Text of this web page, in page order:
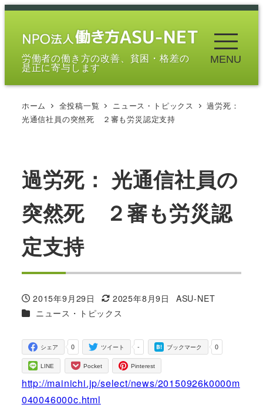
メ
労働者の働き方の改善、貧困・格差の
是正に寄与します
MENU
ホーム 全投稿一覧 ニュース・トピックス
過労死：
光通信社員の突然死 ２審も労災認定支持
過労死： 光通信社員の
突然死 ２審も労災認
定支持
投稿日
2015年9月29日
更新日
2025年8月9日
著
ASU-NET
カテゴリー
ニュース・トピックス
0
シェア -
ツイート 0
ブックマーク
LINE Pocket Pinterest
http://mainichi.jp/select/news/20150926k0000m
040046000c.html